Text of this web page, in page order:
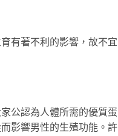
有著不利的影響，故不宜
公認為人體所需的優質蛋
影響男性的生殖功能。許